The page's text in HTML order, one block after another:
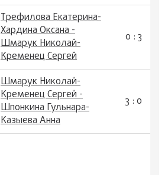
Трефилова Екатерина-
Хардина Оксана -
Шмарук Николай-
Кременец Сергей
0 : 3
Шмарук Николай-
Кременец Сергей -
Шпонкина Гульнара-
Казыева Анна
3 : 0